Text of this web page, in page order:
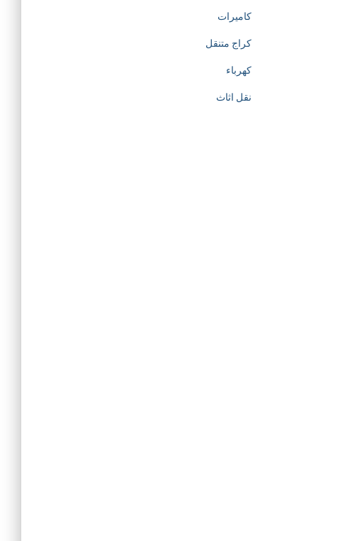
كاميرات
كراج متنقل
كهرباء
نقل اثاث